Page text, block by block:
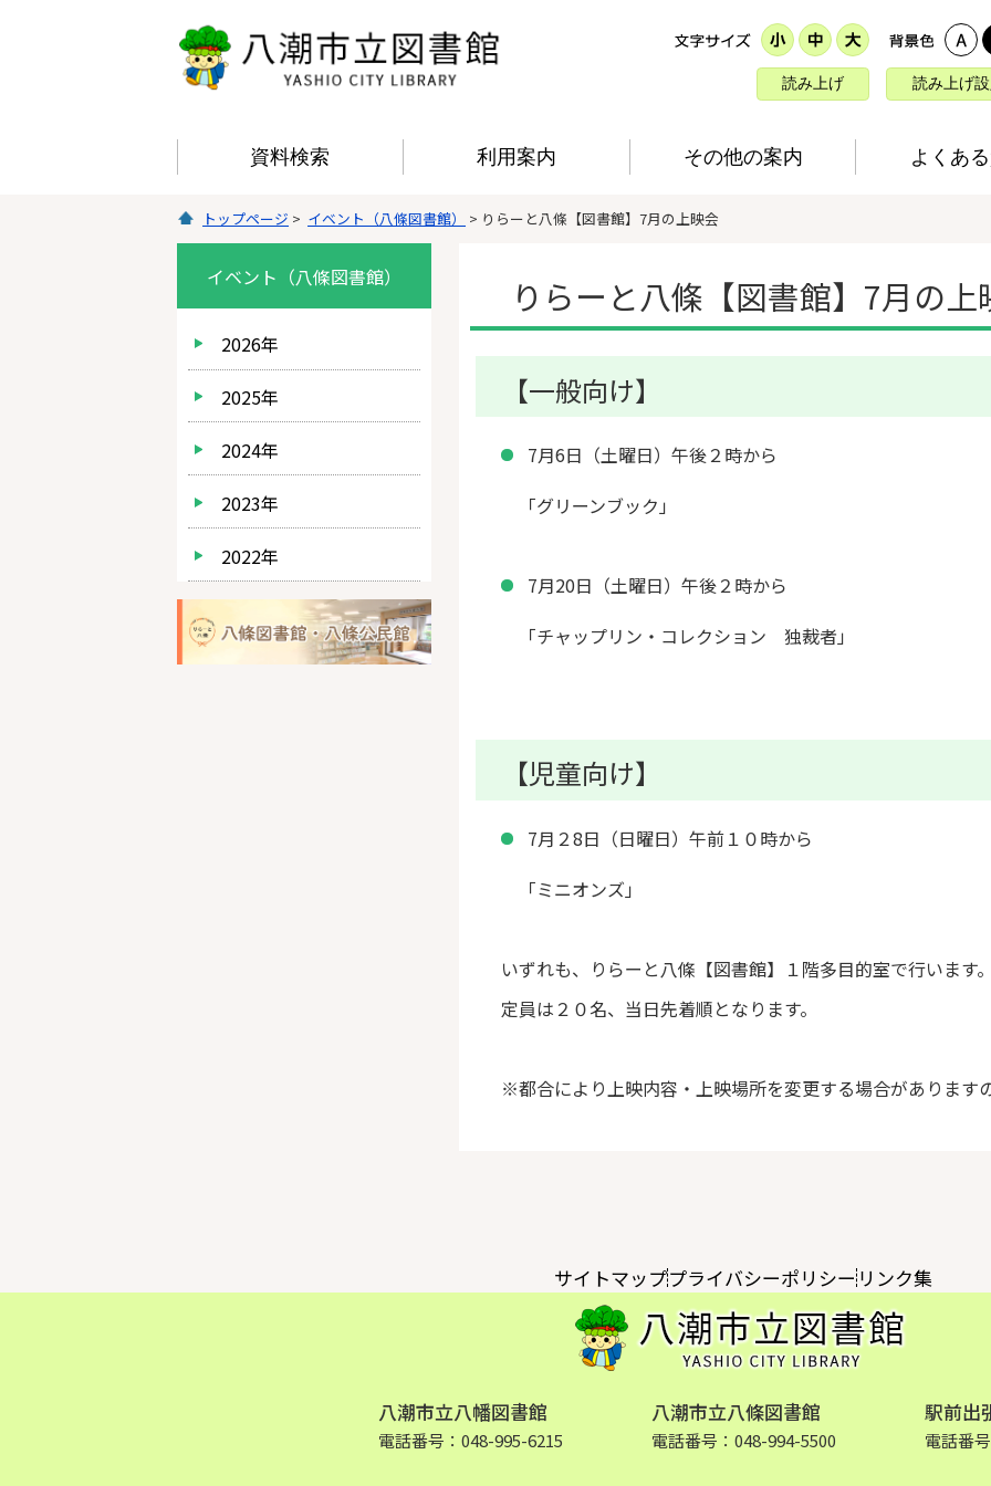
読み上げ 読み上げ
資料検索 利用案内 その他の案内 よくあ
トップページ > イベント（八條図書館） > りらーと八條【図書館】7月の上映会
りらーと八條【図書館】7月の上
【一般向け】
7月6日（土曜日）午後２時から
「グリーンブック」
7月20日（土曜日）午後２時から
「チャップリン・コレクション 独裁者」
【児童向け】
7月２8日（日曜日）午前１０時から
「ミニオンズ」
いずれも、りらーと八條【図書館】１階多目的室で行います
定員は２０名、当日先着順となります。
※都合により上映内容・上映場所を変更する場合があります
イベント（八條図書館）
2026年
2025年
2024年
2023年
2022年
サイトマッププライバシーポリシー リンク集
八潮市立八幡図書館
電話番号：048-995-6215
八潮市立八條図書館
電話番号：048-994-5500
駅前出
電話番